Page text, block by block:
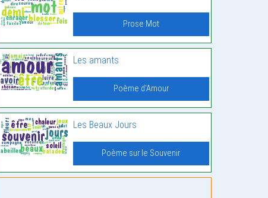
Prose Mot
Les amants
Poème d'Amour
Les Beaux Jours
Poème sur le Souvenir